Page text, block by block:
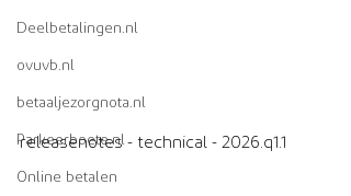
Deelbetalingen.nl
ovuvb.nl
betaaljezorgnota.nl
Parkeerboete.nl
Online betalen
​releasenotes - technical - 2026.q1.1